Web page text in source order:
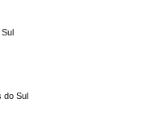
Sul
do Sul